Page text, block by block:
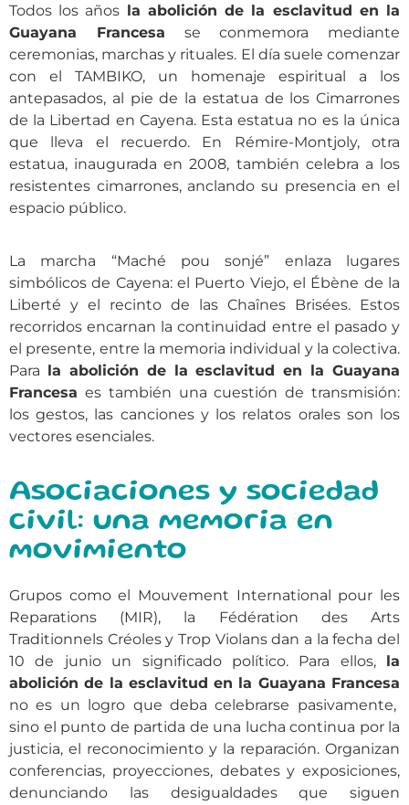
Todos los años la abolición de la esclavitud en la
Guayana Francesa se conmemora mediante
ceremonias, marchas y rituales. El día suele comenzar
con el TAMBIKO, un homenaje espiritual a los
antepasados, al pie de la estatua de los Cimarrones
de la Libertad en Cayena. Esta estatua no es la única
que lleva el recuerdo. En Rémire-Montjoly, otra
estatua, inaugurada en 2008, también celebra a los
resistentes cimarrones, anclando su presencia en el
espacio público.
La marcha “Maché pou sonjé” enlaza lugares
simbólicos de Cayena: el Puerto Viejo, el Ébène de la
Liberté y el recinto de las Chaînes Brisées. Estos
recorridos encarnan la continuidad entre el pasado y
el presente, entre la memoria individual y la colectiva.
Para la abolición de la esclavitud en la Guayana
Francesa es también una cuestión de transmisión:
los gestos, las canciones y los relatos orales son los
vectores esenciales.
Asociaciones y sociedad
civil: una memoria en
movimiento
Grupos como el Mouvement International pour les
Reparations (MIR), la Fédération des Arts
Traditionnels Créoles y Trop Violans dan a la fecha del
10 de junio un significado político. Para ellos,
la
abolición de la esclavitud en la Guayana Francesa
no es un logro que deba celebrarse pasivamente,
sino el punto de partida de una lucha continua por la
justicia, el reconocimiento y la reparación. Organizan
conferencias, proyecciones, debates y exposiciones,
denunciando las desigualdades que siguen